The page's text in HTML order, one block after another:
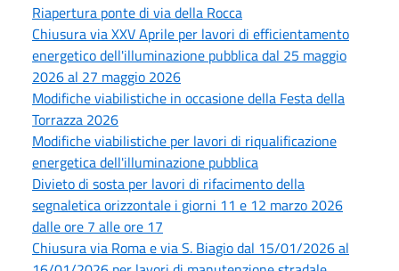
Riapertura ponte di via della Rocca
Chiusura via XXV Aprile per lavori di efficientamento
energetico dell'illuminazione pubblica dal 25 maggio
2026 al 27 maggio 2026
Modifiche viabilistiche in occasione della Festa della
Torrazza 2026
Modifiche viabilistiche per lavori di riqualificazione
energetica dell'illuminazione pubblica
Divieto di sosta per lavori di rifacimento della
segnaletica orizzontale i giorni 11 e 12 marzo 2026
dalle ore 7 alle ore 17
Chiusura via Roma e via S. Biagio dal 15/01/2026 al